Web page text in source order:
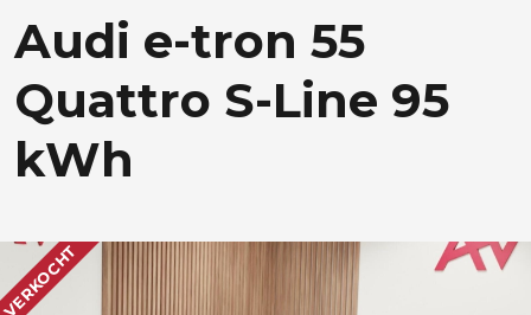
Audi e-tron 55
Quattro S-Line 95
kWh
VERKOCHT